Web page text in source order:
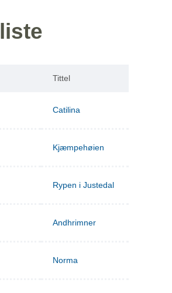
Tittel
Catilina
Kjæmpehøien
Rypen i Justedal
Andhrimner
Norma